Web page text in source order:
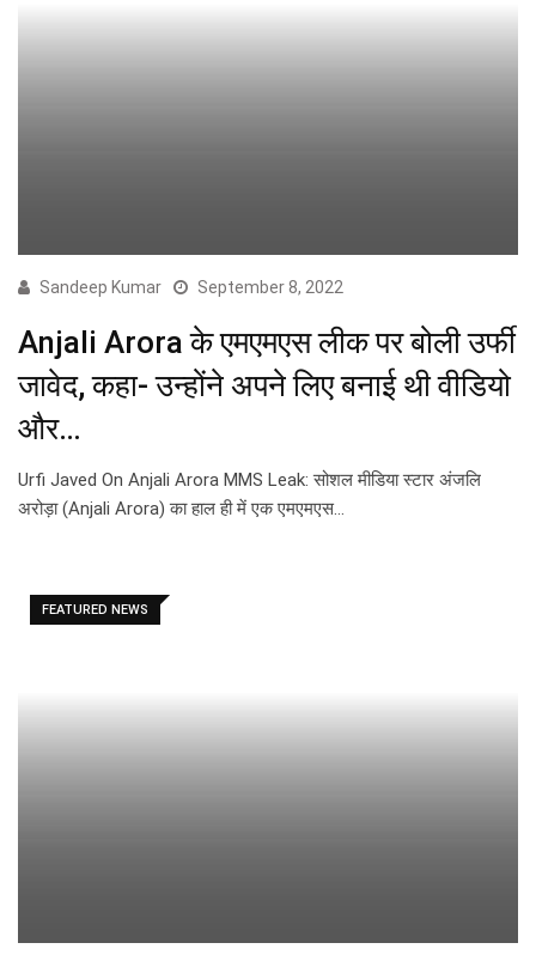
Sandeep Kumar September 8, 2022
Anjali Arora के एमएमएस लीक पर बोली उर्फी
जावेद, कहा- उन्होंने अपने लिए बनाई थी वीडियो
और…
Urfi Javed On Anjali Arora MMS Leak: सोशल मीडिया स्टार अंजलि
अरोड़ा (Anjali Arora) का हाल ही में एक एमएमएस…
FEATURED NEWS